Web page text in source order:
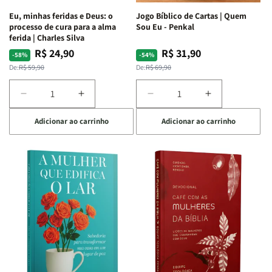
Espirituais
|
Estela
Espirituais
|
Eu, minhas feridas e Deus: o
processo de cura para a alma
ferida | Charles Silva
-58%
Preço
normal
De:R$ 59,90
Preço
promocional
R$ 24,90
Diminuir
a
quantidade
de
Eu,
minhas
feridas
e
Deus:
o
processo
de
cura
para
Aumentar
a
quantidade
de
Eu,
minhas
feridas
e
Deus:
o
processo
de
cura
para
Adicionar ao carrinho
Jogo Bíblico de Cartas | Quem
Sou Eu - Penkal
-54%
Preço
normal
De:R$ 69,90
Preço
promocional
R$ 31,90
Diminuir
a
quantidade
de
Jogo
Bíblico
de
Cartas
Quem
Sou
Eu
Penkal
Aumentar
a
quantidade
de
Jogo
Bíblico
Cartas
|
Quem
Sou
Eu
-
Penkal
Adicionar ao carrinho